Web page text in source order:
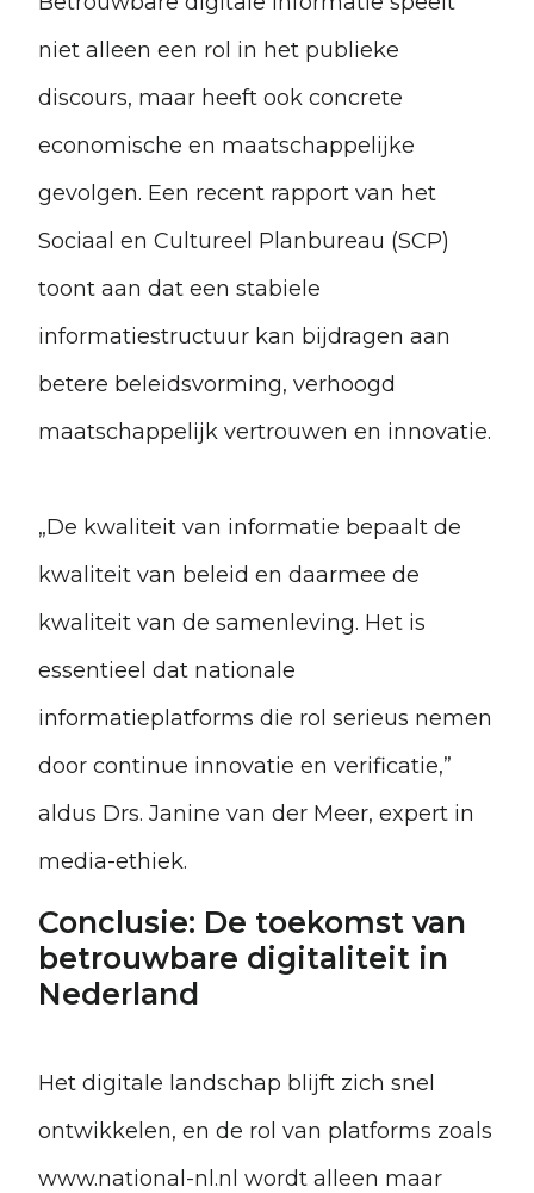
niet alleen een rol in het publieke
discours, maar heeft ook concrete
economische en maatschappelijke
gevolgen. Een recent rapport van het
Sociaal en Cultureel Planbureau (SCP)
toont aan dat een stabiele
informatiestructuur kan bijdragen aan
betere beleidsvorming, verhoogd
maatschappelijk vertrouwen en innovatie.
„De kwaliteit van informatie bepaalt de
kwaliteit van beleid en daarmee de
kwaliteit van de samenleving. Het is
essentieel dat nationale
informatieplatforms die rol serieus nemen
door continue innovatie en verificatie,”
aldus Drs. Janine van der Meer, expert in
media-ethiek.
Conclusie: De toekomst van
betrouwbare digitaliteit in
Nederland
Het digitale landschap blijft zich snel
ontwikkelen, en de rol van platforms zoals
www.national-nl.nl wordt alleen maar